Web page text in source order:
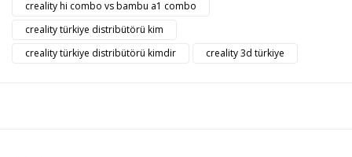
Ürün fiyatı diğer sitelerden daha pahalı.
creality hi combo vs bambu a1 combo
creality türkiye distribütörü kim
creality türkiye distribütörü kimdir
creality 3d türkiye